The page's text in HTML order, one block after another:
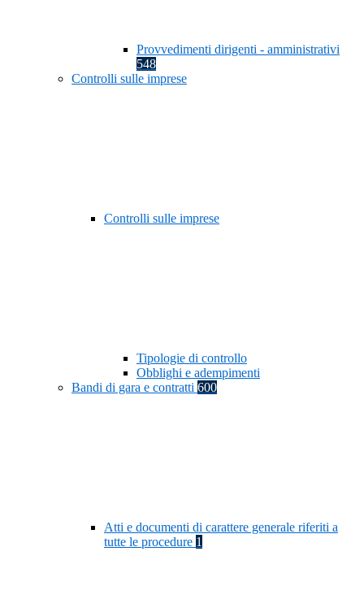
Provvedimenti dirigenti - amministrativi
548
Controlli sulle imprese
Controlli sulle imprese
Tipologie di controllo
Obblighi e adempimenti
Bandi di gara e contratti 600
Atti e documenti di carattere generale riferiti a
tutte le procedure 1